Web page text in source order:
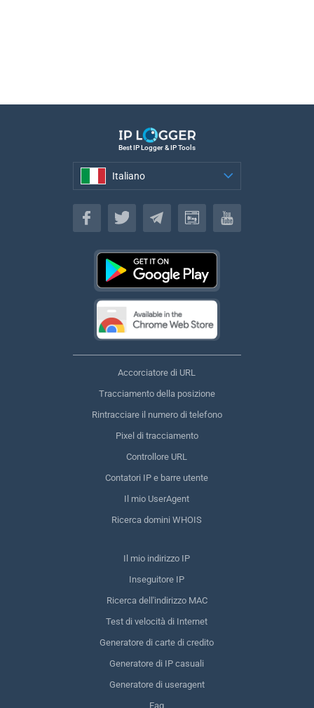
Best IP Logger & IP Tools
Italiano
Italiano
Accorciatore di URL
Tracciamento della posizione
Rintracciare il numero di telefono
Pixel di tracciamento
Controllore URL
Contatori IP e barre utente
Il mio UserAgent
Ricerca domini WHOIS
Il mio indirizzo IP
Inseguitore IP
Ricerca dell'indirizzo MAC
Test di velocità di Internet
Generatore di carte di credito
Generatore di IP casuali
Generatore di useragent
Faq